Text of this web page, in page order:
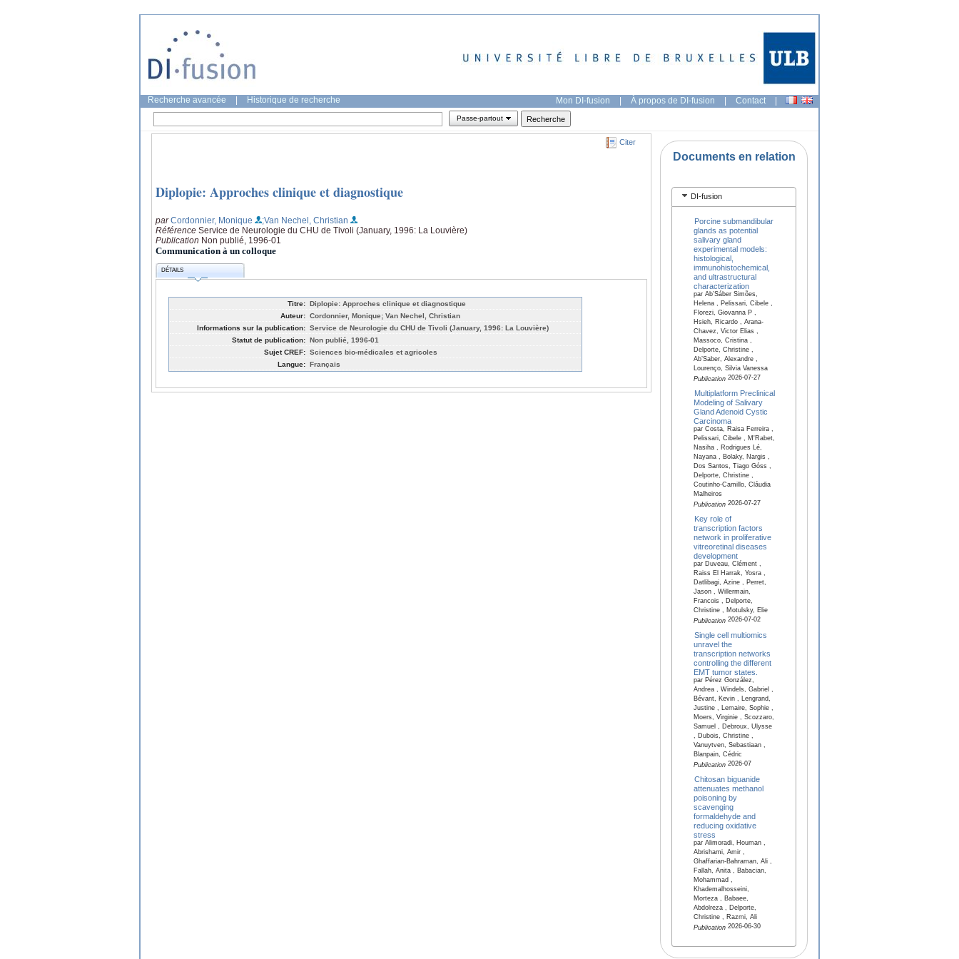
Recherche avancée Historique de recherche Mon DI-fusion | À propos de DI-fusion | Contact |
Passe-partout
Citer
Diplopie: Approches clinique et diagnostique
parCordonnier, Monique
;Van Nechel, Christian
Référence Service de Neurologie du CHU de Tivoli (January, 1996: La Louvière)
Publication Non publié, 1996-01
Communication à un colloque
DÉTAILS
Titre: Diplopie: Approches clinique et diagnostique
Auteur: Cordonnier, Monique; Van Nechel, Christian
Informations sur la publication: Service de Neurologie du CHU de Tivoli (January, 1996: La Louvière)
Statut de publication: Non publié, 1996-01
Sujet CREF: Sciences bio-médicales et agricoles
Langue: Français
Documents en relation
DI-fusion
Porcine submandibular
glands as potential
salivary gland
experimental models:
histological,
immunohistochemical,
and ultrastructural
characterization
par Ab’Sáber Simões,
Helena , Pelissari, Cibele ,
Florezi, Giovanna P ,
Hsieh, Ricardo , Arana-
Chavez, Victor Elias ,
Massoco, Cristina ,
Delporte, Christine ,
Ab’Saber, Alexandre ,
Lourenço, Silvia Vanessa
Publication2026-07-27
Multiplatform Preclinical
Modeling of Salivary
Gland Adenoid Cystic
Carcinoma
par Costa, Raisa Ferreira ,
Pelissari, Cibele , M'Rabet,
Nasiha , Rodrigues Lé,
Nayana , Bolaky, Nargis ,
Dos Santos, Tiago Góss ,
Delporte, Christine ,
Coutinho-Camillo, Cláudia
Malheiros
Publication2026-07-27
Key role of
transcription factors
network in proliferative
vitreoretinal diseases
development
par Duveau, Clément ,
Raiss El Harrak, Yosra ,
Datlibagi, Azine , Perret,
Jason , Willermain,
Francois , Delporte,
Christine , Motulsky, Elie
Publication2026-07-02
Single cell multiomics
unravel the
transcription networks
controlling the different
EMT tumor states.
par Pérez González,
Andrea , Windels, Gabriel ,
Bévant, Kevin , Lengrand,
Justine , Lemaire, Sophie ,
Moers, Virginie , Scozzaro,
Samuel , Debroux, Ulysse
, Dubois, Christine ,
Vanuytven, Sebastiaan ,
Blanpain, Cédric
Publication2026-07
Chitosan biguanide
attenuates methanol
poisoning by
scavenging
formaldehyde and
reducing oxidative
stress
par Alimoradi, Houman ,
Abrishami, Amir ,
Ghaffarian-Bahraman, Ali ,
Fallah, Anita , Babacian,
Mohammad ,
Khademalhosseini,
Morteza , Babaee,
Abdolreza , Delporte,
Christine , Razmi, Ali
Publication2026-06-30